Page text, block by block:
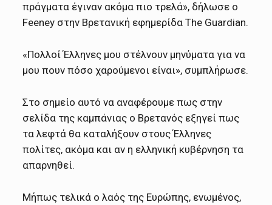
πράγματα έγιναν ακόμα πιο τρελά», δήλωσε ο
Feeney στην Βρετανική εφημερίδα The Guardian.
«Πολλοί Έλληνες μου στέλνουν μηνύματα για να
μου πουν πόσο χαρούμενοι είναι», συμπλήρωσε.
Στο σημείο αυτό να αναφέρουμε πως στην
σελίδα της καμπάνιας ο Βρετανός εξηγεί πως
τα λεφτά θα καταλήξουν στους Έλληνες
πολίτες, ακόμα και αν η ελληνική κυβέρνηση τα
απαρνηθεί.
Μήπως τελικά ο λαός της Ευρώπης, ενωμένος,